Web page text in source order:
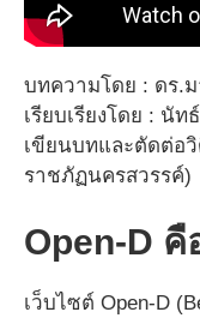
บทความโดย : ดร.
เรียบเรียงโดย : นั
เขียนบทและตัดต่อ
ราชภัฏนครสวรรค์)
Open-D คื
เว็บไซต์ Open-D